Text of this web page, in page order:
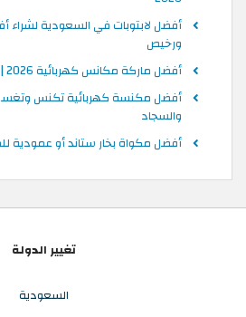
أفضل لابتوبات في السعودية
ورخيص
أفضل ماركة مكانس كهربائية 2026 | هيتاشي أو باناسونيك
والسجاد
أفضل مكواة بخار ستاند أو عمودية
تغيير الدولة
السعودية